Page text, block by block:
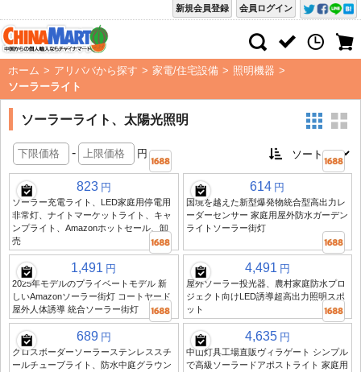
会員ログイン
新規会員登録
ホーム > アリババから探す > 家電/住宅設備 > 照明機器 >
ソーラーライト
ソーラーライト、太陽光照明
- 円
823 円
ソーラー充電ライト、LED家庭用停電用
非常灯、ナイトマーケットライト、キャ
ンプライト、Amazonホットセール、卸
売
614 円
国境を越えた新型爆発物統合型高出力レ
ーダーセンサー 家庭用屋外防水ガーデン
ライトソーラー街灯
1,491 円
2025年モデルのプライベートモデル 新
しいAmazonソーラー街灯 コートヤード
屋外人体誘導 統合ソーラー街灯
4,491 円
屋外ソーラー投光器、農村家庭防水プロ
ジェクト向けLED誘導超高出力照明スポ
ット
689 円
クロスボーダーソーラーステンレススチ
ールチューブライト、防水中庭グラウン
4,635 円
中山灯具工場直販ヴィラゲート シンプル
で高級ソーラードアポストライト 家庭用